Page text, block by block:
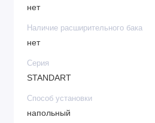
нет
Наличие расширительного бака
нет
Серия
STANDART
Способ установки
напольный